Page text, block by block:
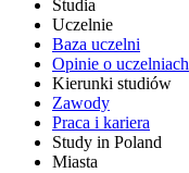
Studia
Uczelnie
Baza uczelni
Opinie o uczelniach
Kierunki studiów
Zawody
Praca i kariera
Study in Poland
Miasta